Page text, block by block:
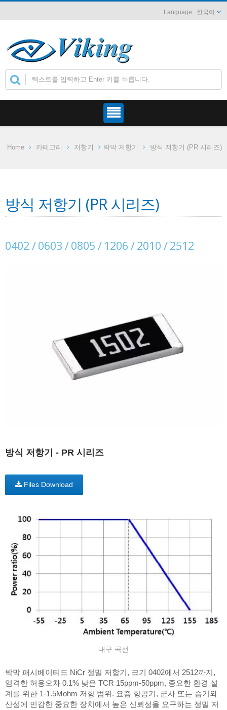
한국어
Home 카테고리 저항기 박막 저항기 방식 저항기 (PR 시리즈)
방식 저항기 (PR 시리즈)
0402 / 0603 / 0805 / 1206 / 2010 / 2512
방식 저항기 - PR 시리즈
Files Download
내구 곡선
박막 패시베이티드 NiCr 정밀 저항기, 크기 0402에서 2512까지,
엄격한 허용오차 0.1% 낮은 TCR 15ppm-50ppm, 중요한 환경 설
계를 위한 1-1.5Mohm 저항 범위. 요즘 항공기, 군사 또는 습기와
산성에 민감한 중요한 장치에서 높은 신뢰성을 요구하는 정밀 저